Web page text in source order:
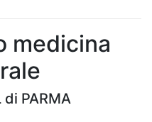
medicina
PARMA